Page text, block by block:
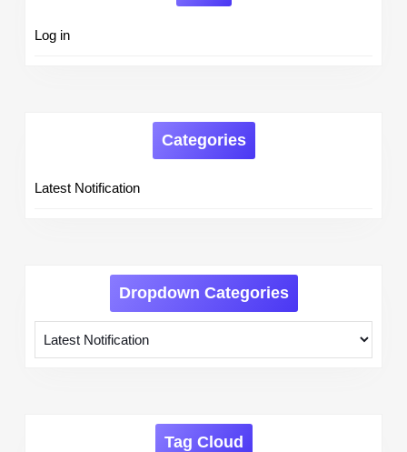
Log in
Categories
Latest Notification
Dropdown Categories
Tag Cloud